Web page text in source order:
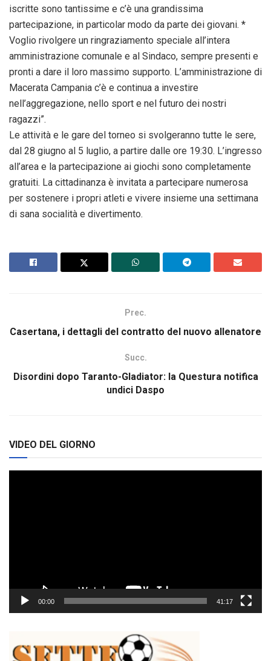
iscritte sono tantissime e c’è una grandissima
partecipazione, in particolar modo da parte dei giovani. *
​Voglio rivolgere un ringraziamento speciale all’intera
amministrazione comunale e al Sindaco, sempre presenti e
pronti a dare il loro massimo supporto. L’amministrazione di
Macerata Campania c’è e continua a investire
nell’aggregazione, nello sport e nel futuro dei nostri
ragazzi”.
​Le attività e le gare del torneo si svolgeranno tutte le sere,
dal 28 giugno al 5 luglio, a partire dalle ore 19:30. L’ingresso
all’area e la partecipazione ai giochi sono completamente
gratuiti. La cittadinanza è invitata a partecipare numerosa
per sostenere i propri atleti e vivere insieme una settimana
di sana socialità e divertimento.
Prec.
Casertana, i dettagli del contratto del nuovo allenatore
Succ.
Disordini dopo Taranto-Gladiator: la Questura notifica
undici Daspo
VIDEO DEL GIORNO
00:00 41:17